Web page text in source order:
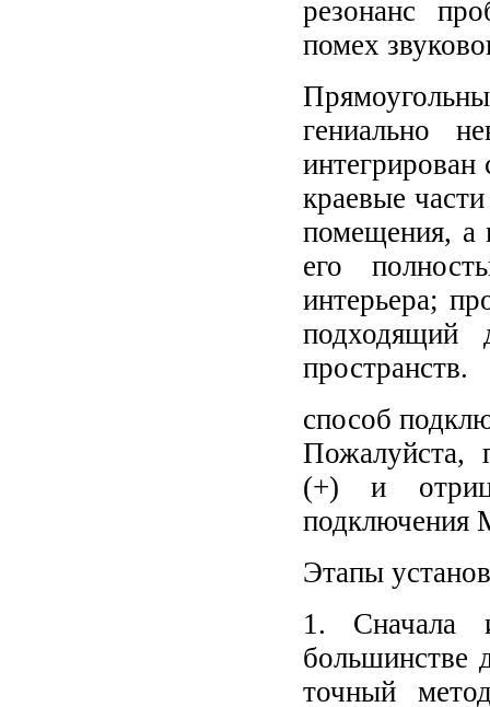
резонанс
помех
гениально
краевые
помещения, а
его
интерьера;
подходящий
пространств.
способ
Пожалуйста,
(+) и
подключения
Этапы
1. Сначала
большинстве
точный